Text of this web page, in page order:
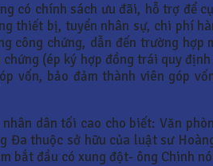
có chính sách ưu đãi, hỗ trợ để
thiết bị, tuyển nhân sự, chi phí
công chứng, dẫn đến trường hợp
(ép ký hợp đồng trái quy
vốn, bảo đảm thành viên góp
dân tối cao cho biết: Văn
Đa thuộc sở hữu của luật sư
bắt đầu có xung đột- ông Chinh